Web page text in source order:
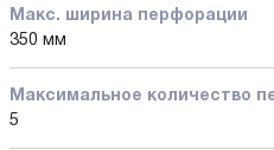
Макс. ширина перфорации
350 мм
Максимальное количество
5